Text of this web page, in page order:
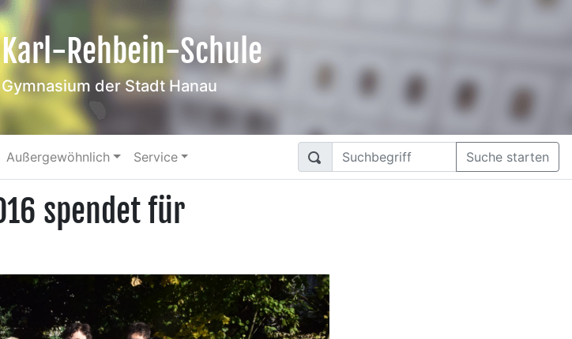
Karl-Rehbein-Schule
Gymnasium der Stadt Hanau
Außergewöhnlich Service Suche starten
spendet für